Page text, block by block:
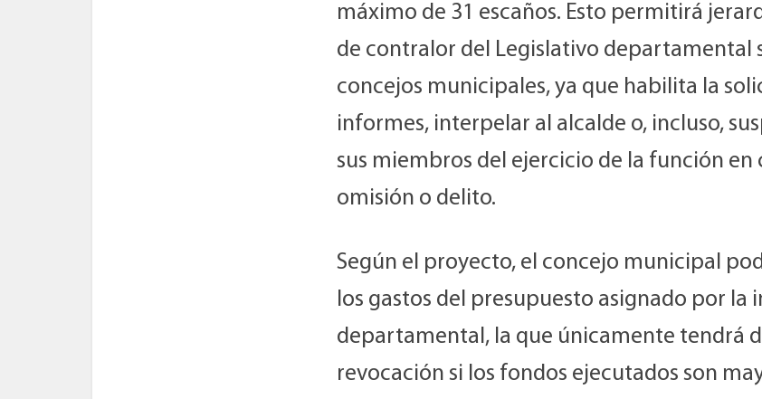
máximo de 31 escaños. Esto permitirá
de contralor del Legislativo departamental
concejos municipales, ya que habilita la
informes, interpelar al alcalde o, incluso,
sus miembros del ejercicio de la función en
omisión o delito.
Según el proyecto, el concejo municipal
los gastos del presupuesto asignado por la
departamental, la que únicamente tendrá
revocación si los fondos ejecutados son